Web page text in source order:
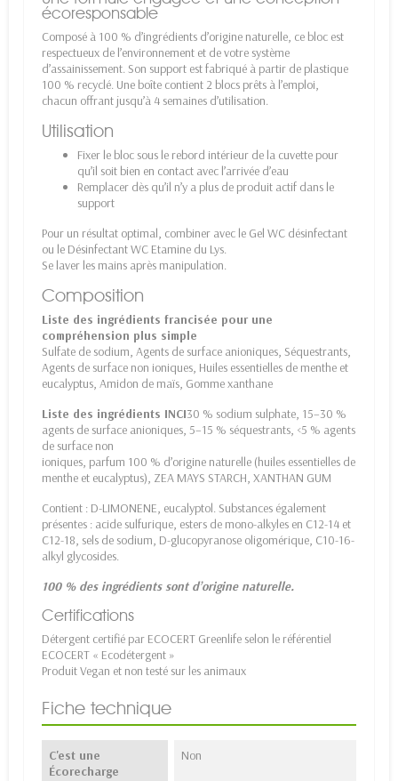
écoresponsable
Composé à 100 % d’ingrédients d’origine naturelle, ce bloc est
respectueux de l’environnement et de votre système
d’assainissement. Son support est fabriqué à partir de plastique
100 % recyclé. Une boîte contient 2 blocs prêts à l’emploi,
chacun offrant jusqu’à 4 semaines d’utilisation.
Utilisation
Fixer le bloc sous le rebord intérieur de la cuvette pour
qu’il soit bien en contact avec l’arrivée d’eau
Remplacer dès qu’il n’y a plus de produit actif dans le
support
Pour un résultat optimal, combiner avec le Gel WC désinfectant
ou le Désinfectant WC Etamine du Lys.
Se laver les mains après manipulation.
Composition
Liste des ingrédients francisée pour une
compréhension plus simple
Sulfate de sodium, Agents de surface anioniques, Séquestrants,
Agents de surface non ioniques, Huiles essentielles de menthe et
eucalyptus, Amidon de maïs, Gomme xanthane
Liste des ingrédients INCI30 % sodium sulphate, 15–30 %
agents de surface anioniques, 5–15 % séquestrants, <5 % agents
de surface non
ioniques, parfum 100 % d’origine naturelle (huiles essentielles de
menthe et eucalyptus), ZEA MAYS STARCH, XANTHAN GUM
Contient : D-LIMONENE, eucalyptol. Substances également
présentes : acide sulfurique, esters de mono-alkyles en C12-14 et
C12-18, sels de sodium, D-glucopyranose oligomérique, C10-16-
alkyl glycosides.
100 % des ingrédients sont d’origine naturelle.
Certifications
Détergent certifié par ECOCERT Greenlife selon le référentiel
ECOCERT « Ecodétergent »
Produit Vegan et non testé sur les animaux
Fiche technique
C'est une
Écorecharge
Non